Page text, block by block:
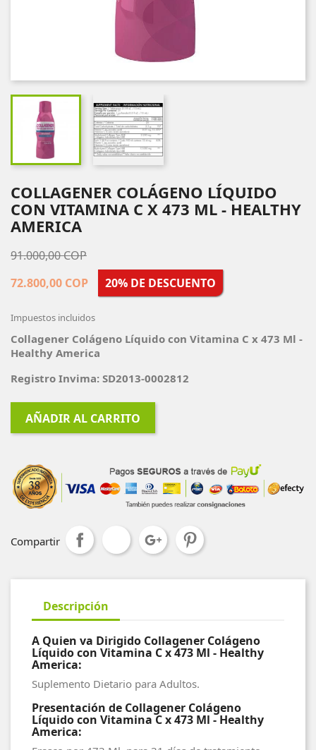
COLLAGENER COLÁGENO LÍQUIDO
CON VITAMINA C X 473 ML - HEALTHY
AMERICA
91.000,00 COP
72.800,00 COP
20% DE DESCUENTO
Impuestos incluidos
Collagener Colágeno Líquido con Vitamina C x 473 Ml -
Healthy America
Registro Invima: SD2013-0002812
AÑADIR AL CARRITO
Compartir
Descripción
A Quien va Dirigido Collagener Colágeno
Líquido con Vitamina C x 473 Ml - Healthy
America:
Suplemento Dietario para Adultos.
Presentación de Collagener Colágeno
Líquido con Vitamina C x 473 Ml - Healthy
America: